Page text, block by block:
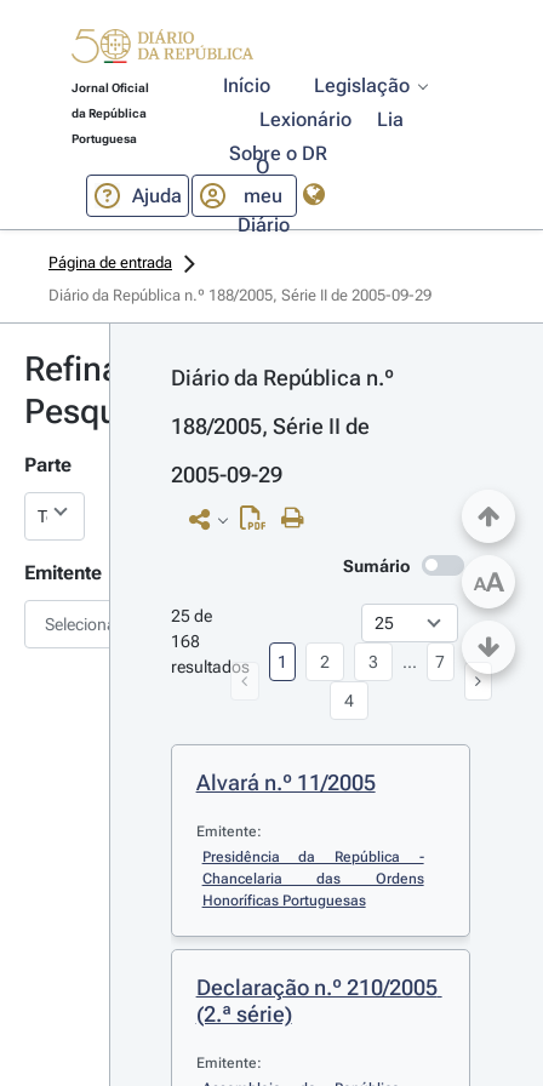
Jornal Oficial
da República
Portuguesa
Início
Legislação
Lexionário
Lia
Sobre o DR
Ajuda
O
meu
Diário
Página de entrada
Diário da República n.º 188/2005, Série II de 2005-09-29
Refinar
Pesquisa
Parte
Emitente
Selecionar
Diário da República n.º
188/2005, Série II de
2005-09-29
Sumário
25 de
168
resultados
1 2
3
4
... 7
Alvará n.º 11/2005
Emitente:
Presidência da República -
Chancelaria das Ordens
Honoríficas Portuguesas
Declaração n.º 210/2005
(2.ª série)
Emitente:
AA